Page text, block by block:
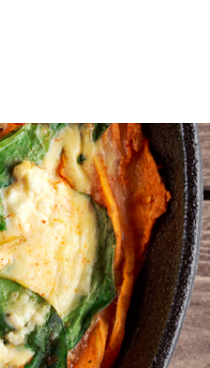
לְהַנְגָּשָׁת
אָתָרִים".
הַמְּסַיַּעַת
לִנְגִישׁוּת
הָאֲתָר.
לִפְתִיחַת
תַּפְרִיט
הֵנְּגִישׁוּת
לְחַץ
ALT+0